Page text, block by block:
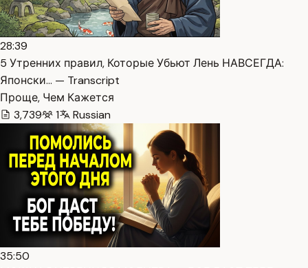
28:39
5 Утренних правил, Которые Убьют Лень НАВСЕГДА:
Японски… — Transcript
Проще, Чем Кажется
3,739
1 Russian
35:50